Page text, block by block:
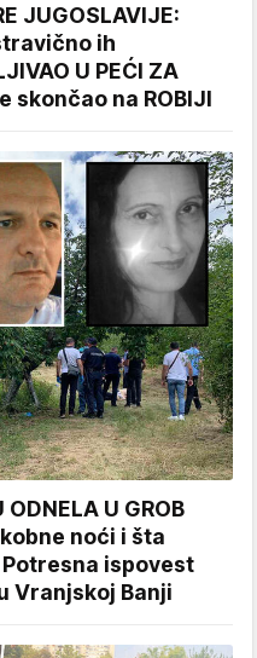
JUGOSLAVIJE:
ih
U PEĆI ZA
skončao na ROBIJI
U GROB
noći i šta
Potresna ispovest
Vranjskoj Banji